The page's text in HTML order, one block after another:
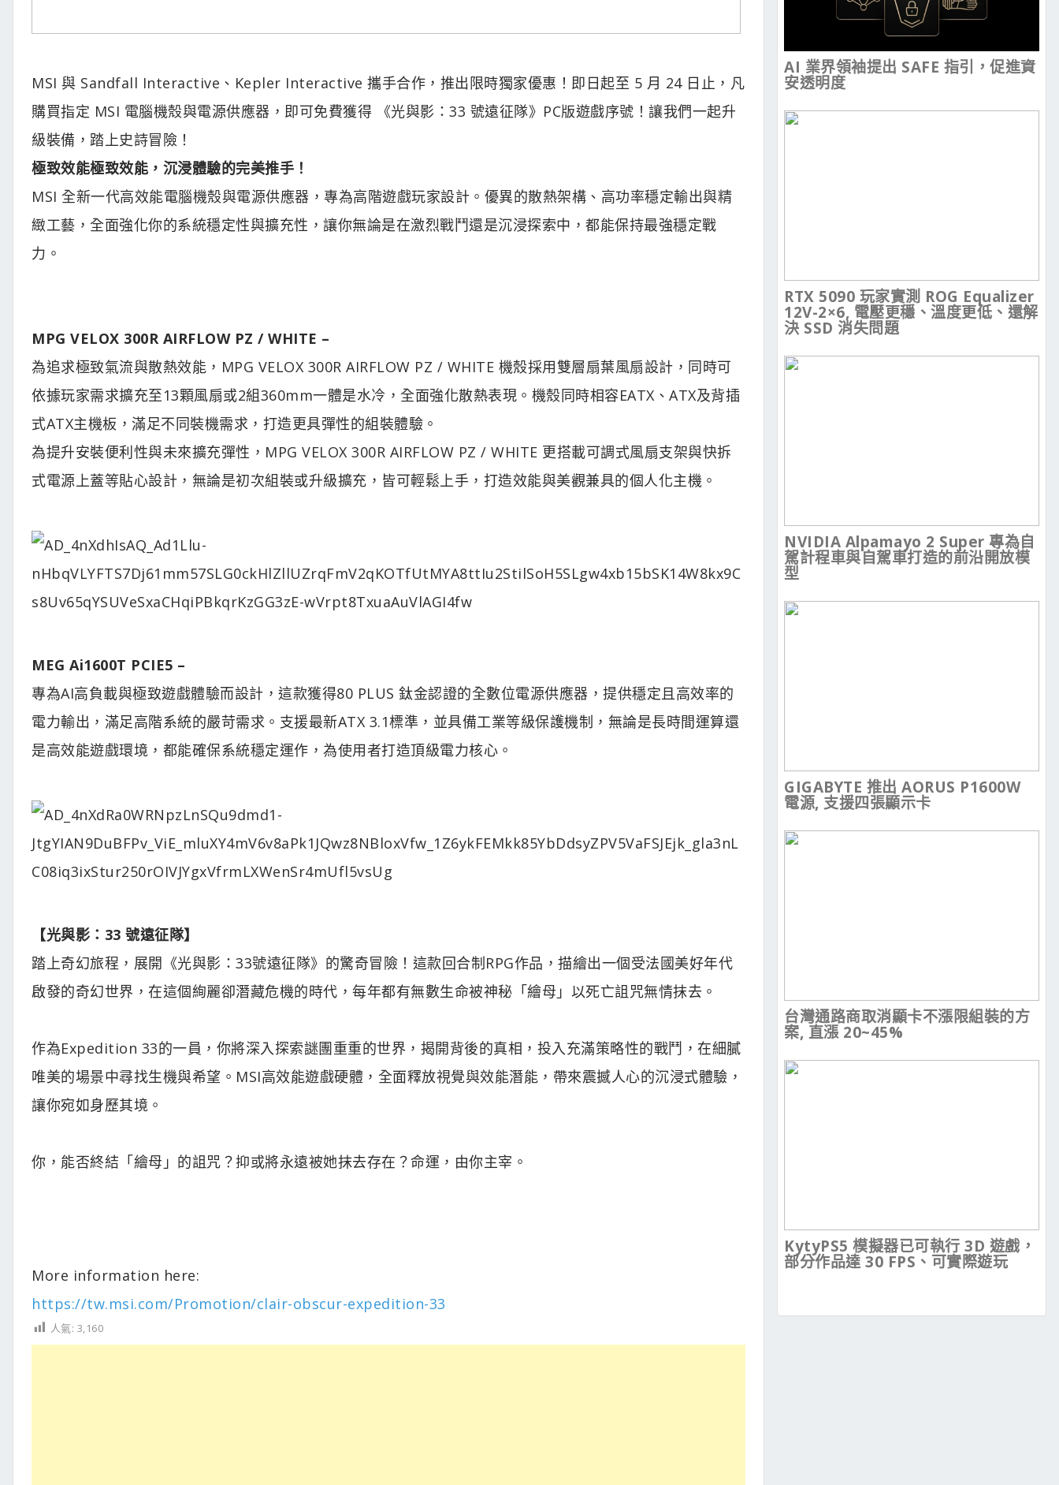
MSI 與 Sandfall Interactive、Kepler Interactive 攜手合作，推出限時獨家優惠！即日起至 5 月 24 日止，凡
購買指定 MSI 電腦機殼與電源供應器，即可免費獲得 《光與影：33 號遠征隊》PC版遊戲序號！讓我們一起升
級裝備，踏上史詩冒險！
極致效能極致效能，沉浸體驗的完美推手！
MSI 全新一代高效能電腦機殼與電源供應器，專為高階遊戲玩家設計。優異的散熱架構、高功率穩定輸出與精
緻工藝，全面強化你的系統穩定性與擴充性，讓你無論是在激烈戰鬥還是沉浸探索中，都能保持最強穩定戰
力。
MPG VELOX 300R AIRFLOW PZ / WHITE –
為追求極致氣流與散熱效能，MPG VELOX 300R AIRFLOW PZ / WHITE 機殼採用雙層扇葉風扇設計，同時可
依據玩家需求擴充至13顆風扇或2組360mm一體是水冷，全面強化散熱表現。機殼同時相容EATX、ATX及背插
式ATX主機板，滿足不同裝機需求，打造更具彈性的組裝體驗。
為提升安裝便利性與未來擴充彈性，MPG VELOX 300R AIRFLOW PZ / WHITE 更搭載可調式風扇支架與快拆
式電源上蓋等貼心設計，無論是初次組裝或升級擴充，皆可輕鬆上手，打造效能與美觀兼具的個人化主機。
MEG Ai1600T PCIE5 –
專為AI高負載與極致遊戲體驗而設計，這款獲得80 PLUS 鈦金認證的全數位電源供應器，提供穩定且高效率的
電力輸出，滿足高階系統的嚴苛需求。支援最新ATX 3.1標準，並具備工業等級保護機制，無論是長時間運算還
是高效能遊戲環境，都能確保系統穩定運作，為使用者打造頂級電力核心。
【光與影：33 號遠征隊】
踏上奇幻旅程，展開《光與影：33號遠征隊》的驚奇冒險！這款回合制RPG作品，描繪出一個受法國美好年代
啟發的奇幻世界，在這個絢麗卻潛藏危機的時代，每年都有無數生命被神秘「繪母」以死亡詛咒無情抹去。
作為Expedition 33的一員，你將深入探索謎團重重的世界，揭開背後的真相，投入充滿策略性的戰鬥，在細膩
唯美的場景中尋找生機與希望。MSI高效能遊戲硬體，全面釋放視覺與效能潛能，帶來震撼人心的沉浸式體驗，
讓你宛如身歷其境。
你，能否終結「繪母」的詛咒？抑或將永遠被她抹去存在？命運，由你主宰。
More information here:
https://tw.msi.com/Promotion/clair-obscur-expedition-33
人氣: 3,160
AI 業界領袖提出 SAFE 指引，促進資
安透明度
RTX 5090 玩家實測 ROG Equalizer
12V-2×6, 電壓更穩、溫度更低、還解
決 SSD 消失問題
NVIDIA Alpamayo 2 Super 專為自
駕計程車與自駕車打造的前沿開放模
型
GIGABYTE 推出 AORUS P1600W
電源, 支援四張顯示卡
台灣通路商取消顯卡不漲限組裝的方
案, 直漲 20~45%
KytyPS5 模擬器已可執行 3D 遊戲，
部分作品達 30 FPS、可實際遊玩